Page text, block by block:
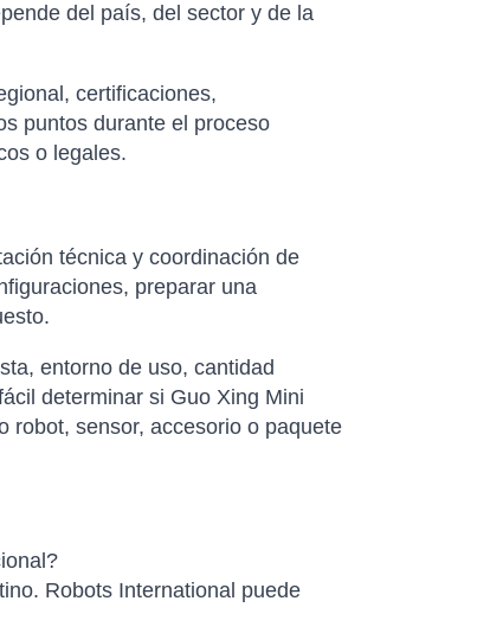
del país, del sector y de la
certificaciones,
puntos durante el proceso
o legales.
técnica y coordinación de
preparar una
entorno de uso, cantidad
determinar si Guo Xing Mini
robot, sensor, accesorio o paquete
Robots International puede